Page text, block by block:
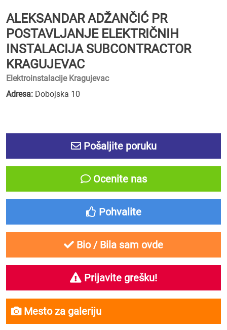
ALEKSANDAR ADŽANČIĆ PR
POSTAVLJANJE ELEKTRIČNIH
INSTALACIJA SUBCONTRACTOR
KRAGUJEVAC
Elektroinstalacije Kragujevac
Adresa: Dobojska 10
Pošaljite poruku
Ocenite nas
Pohvalite
Bio / Bila sam ovde
Prijavite grešku!
Mesto za galeriju